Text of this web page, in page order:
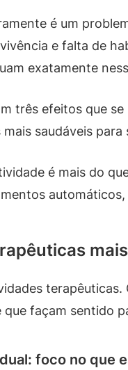
é um
e falta de
exatamente
três efeitos que
saudáveis
é mais do
façam sentido
foco no que